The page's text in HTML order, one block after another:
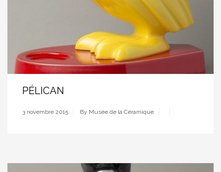
PÉLICAN
3 novembre 2015 By Musée de la Céramique